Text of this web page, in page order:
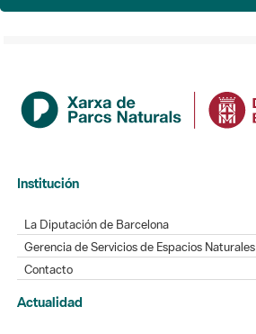
Institución
La Diputación de Barcelona
Gerencia de Servicios de Espacios Naturales
Contacto
Actualidad